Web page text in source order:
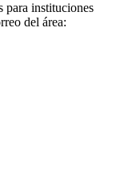
para instituciones
del área: